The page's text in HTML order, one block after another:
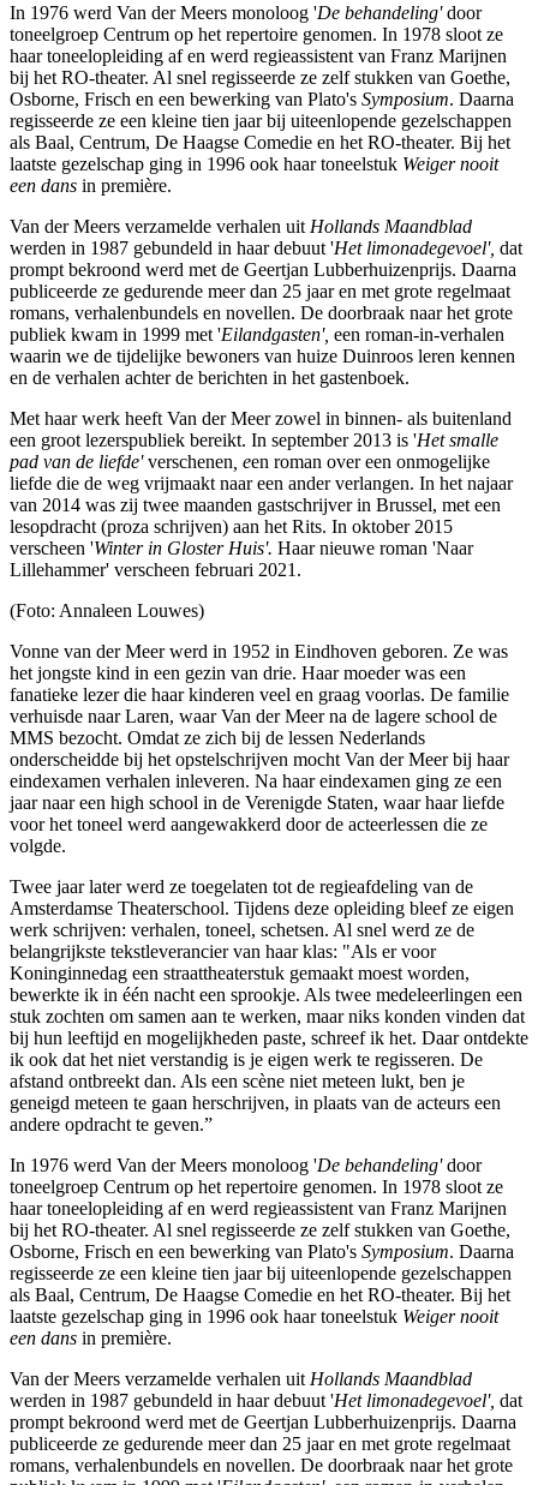
In 1976 werd Van der Meers monoloog 'De behandeling'door
toneelgroep Centrum op het repertoire genomen. In 1978 sloot ze
haar toneelopleiding af en werd regieassistent van Franz Marijnen
bij het RO-theater. Al snel regisseerde ze zelf stukken van Goethe,
Osborne, Frisch en een bewerking van Plato's Symposium. Daarna
regisseerde ze een kleine tien jaar bij uiteenlopende gezelschappen
als Baal, Centrum, De Haagse Comedie en het RO-theater. Bij het
laatste gezelschap ging in 1996 ook haar toneelstuk Weiger nooit
een dans in première.
Van der Meers verzamelde verhalen uit Hollands Maandblad
werden in 1987 gebundeld in haar debuut 'Het limonadegevoel', dat
prompt bekroond werd met de Geertjan Lubberhuizenprijs. Daarna
publiceerde ze gedurende meer dan 25 jaar en met grote regelmaat
romans, verhalenbundels en novellen. De doorbraak naar het grote
publiek kwam in 1999 met 'Eilandgasten', een roman-in-verhalen
waarin we de tijdelijke bewoners van huize Duinroos leren kennen
en de verhalen achter de berichten in het gastenboek.
Met haar werk heeft Van der Meer zowel in binnen- als buitenland
een groot lezerspubliek bereikt. In september 2013 is 'Het smalle
pad van de liefde'verschenen , een roman over een onmogelijke
liefde die de weg vrijmaakt naar een ander verlangen. In het najaar
van 2014 was zij twee maanden gastschrijver in Brussel, met een
lesopdracht (proza schrijven) aan het Rits. In oktober 2015
verscheen 'Winter in Gloster Huis'. Haar nieuwe roman 'Naar
Lillehammer' verscheen februari 2021.
(Foto: Annaleen Louwes)
Vonne van der Meer werd in 1952 in Eindhoven geboren. Ze was
het jongste kind in een gezin van drie. Haar moeder was een
fanatieke lezer die haar kinderen veel en graag voorlas. De familie
verhuisde naar Laren, waar Van der Meer na de lagere school de
MMS bezocht. Omdat ze zich bij de lessen Nederlands
onderscheidde bij het opstelschrijven mocht Van der Meer bij haar
eindexamen verhalen inleveren. Na haar eindexamen ging ze een
jaar naar een high school in de Verenigde Staten, waar haar liefde
voor het toneel werd aangewakkerd door de acteerlessen die ze
volgde.
Twee jaar later werd ze toegelaten tot de regieafdeling van de
Amsterdamse Theaterschool. Tijdens deze opleiding bleef ze eigen
werk schrijven: verhalen, toneel, schetsen. Al snel werd ze de
belangrijkste tekstleverancier van haar klas: "Als er voor
Koninginnedag een straattheaterstuk gemaakt moest worden,
bewerkte ik in één nacht een sprookje. Als twee medeleerlingen een
stuk zochten om samen aan te werken, maar niks konden vinden dat
bij hun leeftijd en mogelijkheden paste, schreef ik het. Daar ontdekte
ik ook dat het niet verstandig is je eigen werk te regisseren. De
afstand ontbreekt dan. Als een scène niet meteen lukt, ben je
geneigd meteen te gaan herschrijven, in plaats van de acteurs een
andere opdracht te geven.”
In 1976 werd Van der Meers monoloog 'De behandeling'door
toneelgroep Centrum op het repertoire genomen. In 1978 sloot ze
haar toneelopleiding af en werd regieassistent van Franz Marijnen
bij het RO-theater. Al snel regisseerde ze zelf stukken van Goethe,
Osborne, Frisch en een bewerking van Plato's Symposium. Daarna
regisseerde ze een kleine tien jaar bij uiteenlopende gezelschappen
als Baal, Centrum, De Haagse Comedie en het RO-theater. Bij het
laatste gezelschap ging in 1996 ook haar toneelstuk Weiger nooit
een dans in première.
Van der Meers verzamelde verhalen uit Hollands Maandblad
werden in 1987 gebundeld in haar debuut 'Het limonadegevoel', dat
prompt bekroond werd met de Geertjan Lubberhuizenprijs. Daarna
publiceerde ze gedurende meer dan 25 jaar en met grote regelmaat
romans, verhalenbundels en novellen. De doorbraak naar het grote